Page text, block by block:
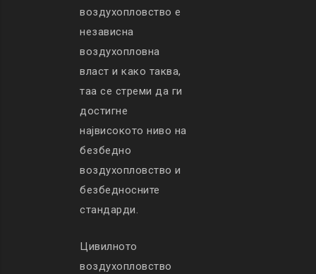
воздухопловство е
независна
воздухопловна
власт и како таква,
таа се стреми да ги
достигне
највисокото ниво на
безбедно
воздухопловство и
безбедносните
стандарди.
Цивилното
воздухопловство